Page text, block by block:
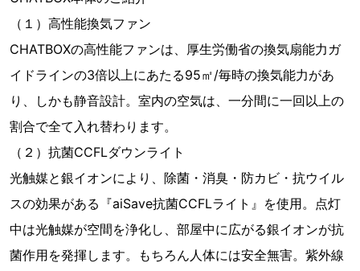
（１）高性能換気ファン
CHATBOXの高性能ファンは、厚生労働省の換気扇能力ガ
イドラインの3倍以上にあたる95㎡/毎時の換気能力があ
り、しかも静音設計。室内の空気は、一分間に一回以上の
割合で全て入れ替わります。
（２）抗菌CCFLダウンライト
光触媒と銀イオンにより、除菌・消臭・防カビ・抗ウイル
スの効果がある『aiSave抗菌CCFLライト』を使用。点灯
中は光触媒が空間を浄化し、部屋中に広がる銀イオンが抗
菌作用を発揮します。もちろん人体には安全無害。紫外線